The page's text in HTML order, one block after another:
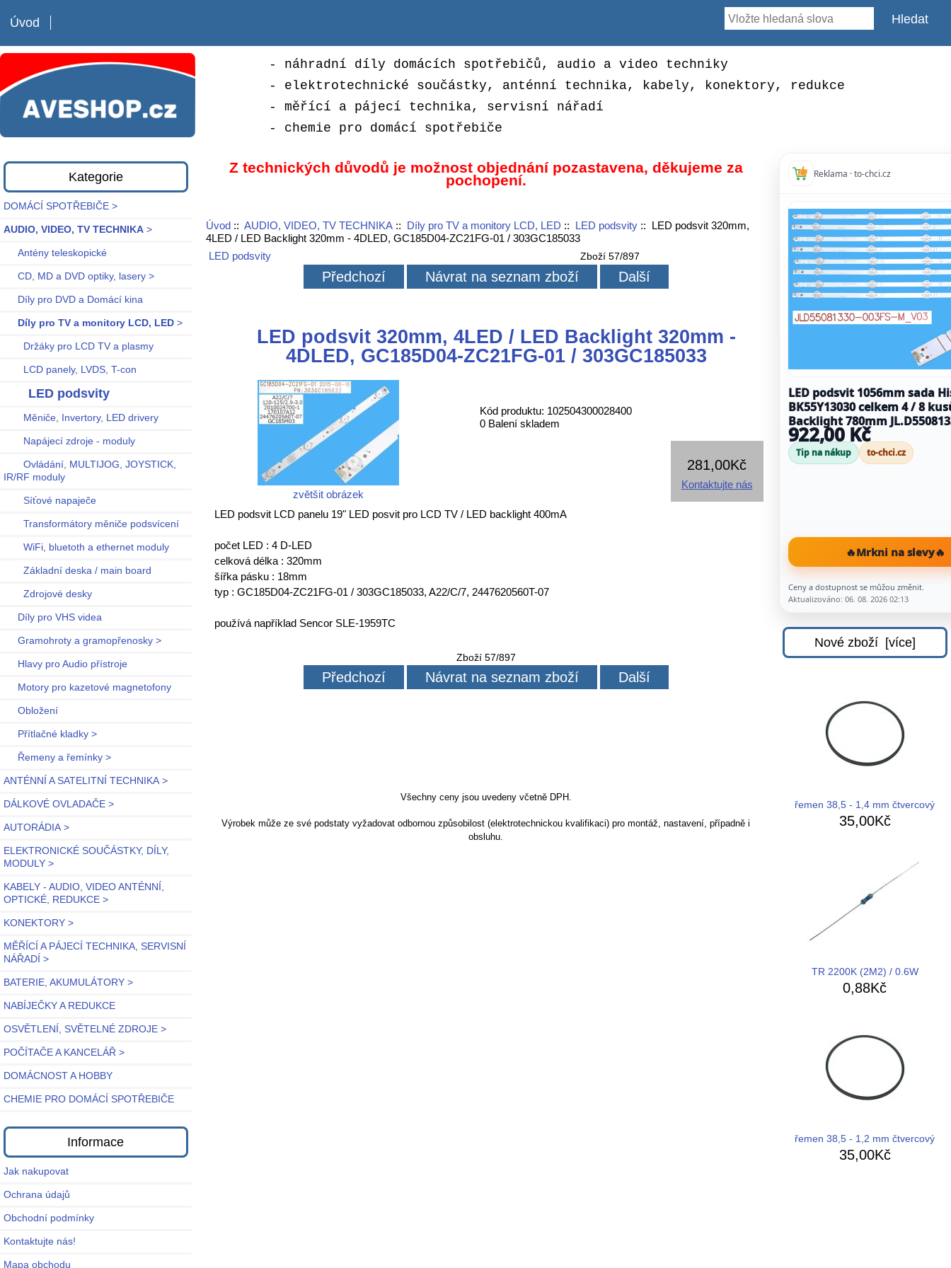
Úvod
- náhradní díly domácích spotřebičů, audio a video techniky
- elektrotechnické součástky, anténní technika, kabely, konektory, redukce
- měřící a pájecí technika, servisní nářadí
- chemie pro domácí spotřebiče
Kategorie
DOMÁCÍ SPOTŘEBIČE >
AUDIO, VIDEO, TV TECHNIKA >
Antény teleskopické
CD, MD a DVD optiky, lasery >
Díly pro DVD a Domácí kina
Díly pro TV a monitory LCD, LED >
Držáky pro LCD TV a plasmy
LCD panely, LVDS, T-con
LED podsvity
Měniče, Invertory, LED drivery
Napájecí zdroje - moduly
Ovládání, MULTIJOG, JOYSTICK,
IR/RF moduly
Síťové napaječe
Transformátory měniče podsvícení
WiFi, bluetoth a ethernet moduly
Základní deska / main board
Zdrojové desky
Díly pro VHS videa
Gramohroty a gramopřenosky >
Hlavy pro Audio přístroje
Motory pro kazetové magnetofony
Obložení
Přítlačné kladky >
Řemeny a řemínky >
ANTÉNNÍ A SATELITNÍ TECHNIKA >
DÁLKOVÉ OVLADAČE >
AUTORÁDIA >
ELEKTRONICKÉ SOUČÁSTKY, DÍLY,
MODULY >
KABELY - AUDIO, VIDEO ANTÉNNÍ,
OPTICKÉ, REDUKCE >
KONEKTORY >
MĚŘÍCÍ A PÁJECÍ TECHNIKA, SERVISNÍ
NÁŘADÍ >
BATERIE, AKUMULÁTORY >
NABÍJEČKY A REDUKCE
OSVĚTLENÍ, SVĚTELNÉ ZDROJE >
POČÍTAČE A KANCELÁŘ >
DOMÁCNOST A HOBBY
CHEMIE PRO DOMÁCÍ SPOTŘEBIČE
Informace
Jak nakupovat
Ochrana údajů
Obchodní podmínky
Kontaktujte nás!
Mapa obchodu
Z technických důvodů je možnost objednání pozastavena, děkujeme za
pochopení.
Úvod:: AUDIO, VIDEO, TV TECHNIKA:: Díly pro TV a monitory LCD, LED :: LED podsvity:: LED podsvit 320mm,
4LED / LED Backlight 320mm - 4DLED, GC185D04-ZC21FG-01 / 303GC185033
LED podsvity
Zboží 57/897
Předchozí Návrat na seznam zboží Další
LED podsvit 320mm, 4LED / LED Backlight 320mm -
4DLED, GC185D04-ZC21FG-01 / 303GC185033
zvětšit obrázek
Kód produktu: 102504300028400
0 Balení skladem
281,00Kč
Kontaktujte nás
LED podsvit LCD panelu 19" LED posvit pro LCD TV / LED backlight 400mA
počet LED : 4 D-LED
celková délka : 320mm
šířka pásku : 18mm
typ : GC185D04-ZC21FG-01 / 303GC185033, A22/C/7, 2447620560T-07
používá například Sencor SLE-1959TC
Zboží 57/897
Předchozí Návrat na seznam zboží Další
Všechny ceny jsou uvedeny včetně DPH.
Výrobek může ze své podstaty vyžadovat odbornou způsobilost (elektrotechnickou kvalifikaci) pro montáž, nastavení, případně i
obsluhu.
Reklama · to-chci.cz
LED podsvit 1056mm sada
BK55Y13030 celkem 4 / 8
Backlight 780mm JL.D55081330-003FS-
M_V03 / CRH-
REV2.2 / CRH-
BX55V1U513030T04128CL-
922,00 Kč
Tip na nákup to-chci.cz
🔥Mrkni na slevy🔥
Ceny a dostupnost se můžou změnit.
Aktualizováno: 06. 08. 2026 02:13
Nové zboží [více]
řemen 38,5 - 1,4 mm čtvercový
35,00Kč
TR 2200K (2M2) / 0.6W
0,88Kč
řemen 38,5 - 1,2 mm čtvercový
35,00Kč